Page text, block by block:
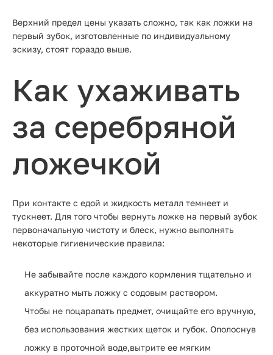
Верхний предел цены указать сложно, так как ложки на
первый зубок, изготовленные по индивидуальному
эскизу, стоят гораздо выше.
Как ухаживать
за серебряной
ложечкой
При контакте с едой и жидкость металл темнеет и
тускнеет. Для того чтобы вернуть ложке на первый зубок
первоначальную чистоту и блеск, нужно выполнять
некоторые гигиенические правила:
Не забывайте после каждого кормления тщательно и
аккуратно мыть ложку с содовым раствором.
Чтобы не поцарапать предмет, очищайте его вручную,
без использования жестких щеток и губок. Ополоснув
ложку в проточной воде,вытрите ее мягким